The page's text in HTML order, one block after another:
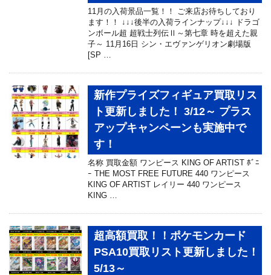
11月の入荷景品一覧！！ ご来店お待ちしており
ます！！ ↓↓↓後半の入荷ラインナップ↓↓↓ ドラゴ
ンボール超 超戦士列伝Ⅱ～第七章 時を超えた親
子～ 11月16日 シン・エヴァンゲリオン劇場版
[SP …
新作プライズフィギュア買取リス
ト更新しました！ 3/12～ プラス
アップキャンペーンも実施中で
す！
名称 買取金額 ワンピース KING OF ARTIST ﾎﾞﾆ
ｰ THE MOST FREE FUTURE 440 ワンピース
KING OF ARTIST レイリー 440 ワンピース
KING …
超高額買取！！ポケモンカード
PSA10買取リスト更新しました！
5/13～